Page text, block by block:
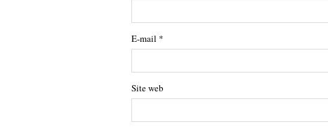
E-mail *
Site web